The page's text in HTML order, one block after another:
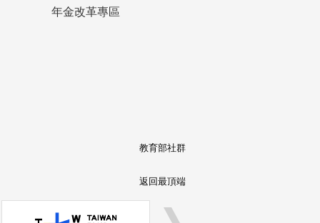
年金改革專區
教育部社群
返回最頂端